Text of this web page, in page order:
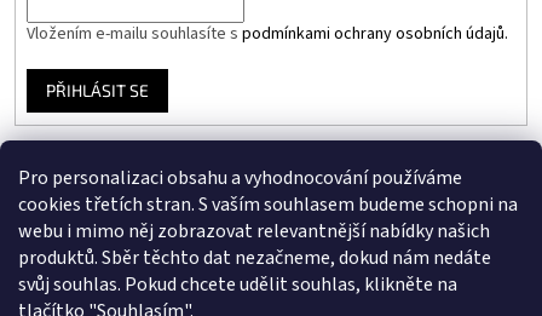
Pro personalizaci obsahu a vyhodnocování používáme
cookies třetích stran. S vaším souhlasem budeme schopni na
webu i mimo něj zobrazovat relevantnější nabídky našich
produktů. Sběr těchto dat nezačneme, dokud nám nedáte
svůj souhlas. Pokud chcete udělit souhlas, klikněte na
Vložením e-mailu souhlasíte s podmínkami ochrany osobních údajů.
PŘIHLÁSIT SE
Instagram
Facebook